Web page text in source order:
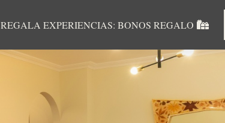
REGALA EXPERIENCIAS: BONOS REGALO